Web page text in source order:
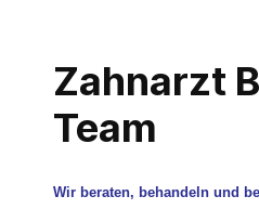
Zahnarzt
Team
Wir beraten, behandeln und